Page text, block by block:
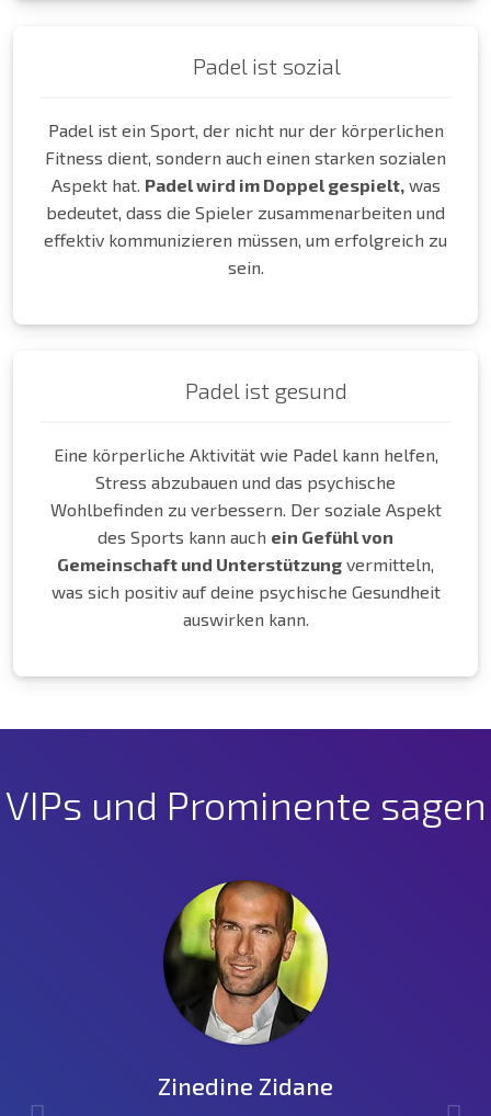
Padel ist sozial
Padel ist ein Sport, der nicht nur der körperlichen
Fitness dient, sondern auch einen starken sozialen
Aspekt hat. Padel wird im Doppel gespielt, was
bedeutet, dass die Spieler zusammenarbeiten und
effektiv kommunizieren müssen, um erfolgreich zu
sein.
Padel ist gesund
Eine körperliche Aktivität wie Padel kann helfen,
Stress abzubauen und das psychische
Wohlbefinden zu verbessern. Der soziale Aspekt
des Sports kann auch ein Gefühl von
Gemeinschaft und Unterstützung vermitteln,
was sich positiv auf deine psychische Gesundheit
auswirken kann.
VIPs und Prominente sagen
Jürgen Klopp
Zinedine Zidane